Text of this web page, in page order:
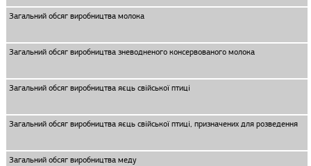
Загальний обсяг виробництва молока
Загальний обсяг виробництва зневодненого консервованого молока
Загальний обсяг виробництва яєць свійської птиці
Загальний обсяг виробництва яєць свійської птиці, призначених для розведення
Загальний обсяг виробництва меду